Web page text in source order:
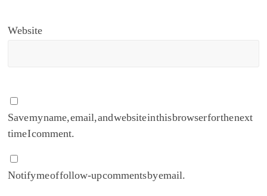
Website
Save my name, email, and website in this browser for the next
time I comment.
Notify me of follow-up comments by email.